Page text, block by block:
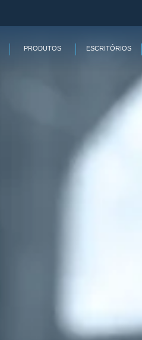
PRODUTOS ESCRITÓRIOS